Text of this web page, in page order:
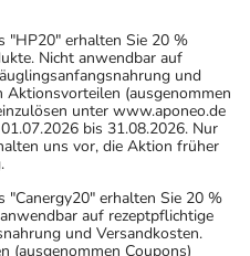
"HP20" erhalten Sie 20 %
Nicht anwendbar auf
und
Aktionsvorteilen (ausgenommen
unter www.aponeo.de
bis 31.08.2026. Nur
uns vor, die Aktion früher
"Canergy20" erhalten Sie 20 %
auf rezeptpflichtige
und Versandkosten.
(ausgenommen Coupons)